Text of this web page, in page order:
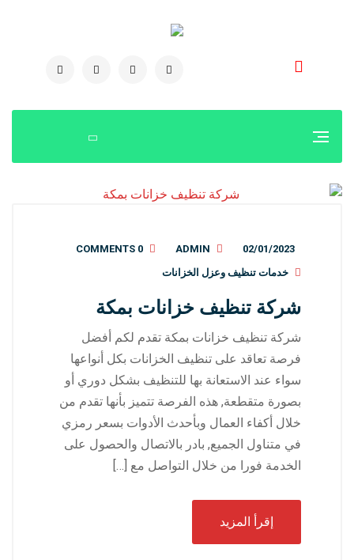
02/01/2023
ADMIN
0 COMMENTS
خدمات تنظيف وعزل الخزانات
شركة تنظيف خزانات بمكة
شركة تنظيف خزانات بمكة تقدم لكم أفضل
فرصة تعاقد على تنظيف الخزانات بكل أنواعها
سواء عند الاستعانة بها للتنظيف بشكل دوري أو
بصورة متقطعة, هذه الفرصة تتميز بأنها تقدم من
خلال أكفاء العمال وبأحدث الأدوات بسعر رمزي
في متناول الجميع, بادر بالاتصال والحصول على
الخدمة فورا من خلال التواصل مع […]
إقرأ المزيد